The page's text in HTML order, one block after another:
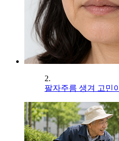
2.
팔자주름 생겨 고민